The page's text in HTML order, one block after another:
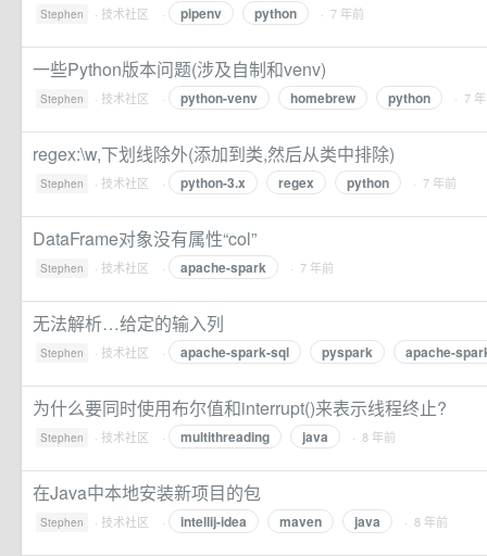
Stephen · 技术社区 · pipenv python · 7 年前
一些Python版本问题(涉及自制和venv)
Stephen · 技术社区 · python-venv homebrew python · 7
regex:\w,下划线除外(添加到类,然后从类中排除)
Stephen · 技术社区 · python-3.x regex python · 7 年前
DataFrame对象没有属性“col”
Stephen · 技术社区 · apache-spark · 7 年前
无法解析…给定的输入列
Stephen · 技术社区 · apache-spark-sql pyspark apache-
为什么要同时使用布尔值和interrupt()来表示线程终止?
Stephen · 技术社区 · multithreading java · 8 年前
在Java中本地安装新项目的包
Stephen · 技术社区 · intellij-idea maven java · 8 年前